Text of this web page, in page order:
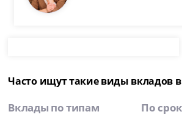
Часто ищут такие виды вкладов в
Вклады по типам По